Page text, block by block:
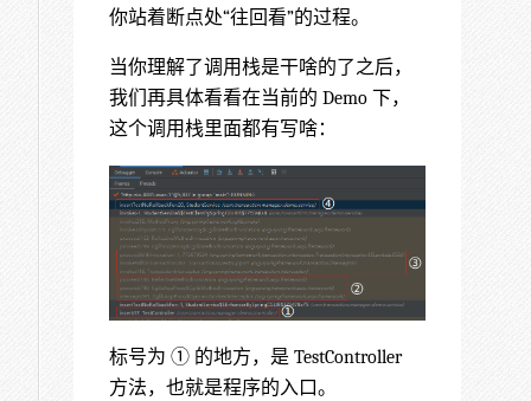
你站着断点处“往回看”的过程。
当你理解了调用栈是干啥的了之后，
我们再具体看看在当前的 Demo 下，
这个调用栈里面都有写啥：
标号为 ① 的地方，是 TestController
方法，也就是程序的入口。